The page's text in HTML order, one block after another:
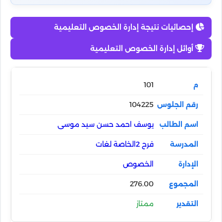
إحصائيات نتيجة إدارة الخصوص التعليمية
أوائل إدارة الخصوص التعليمية
101
104225
يوسف احمد حسن سيد موسى
فرح 2الخاصة لغات
الخصوص
276.00
ممتاز